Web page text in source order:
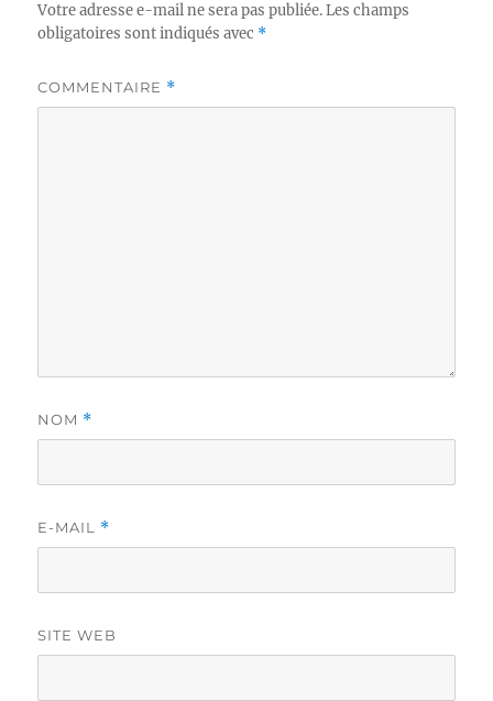
Votre adresse e-mail ne sera pas publiée. Les champs
obligatoires sont indiqués avec *
COMMENTAIRE *
NOM *
E-MAIL *
SITE WEB